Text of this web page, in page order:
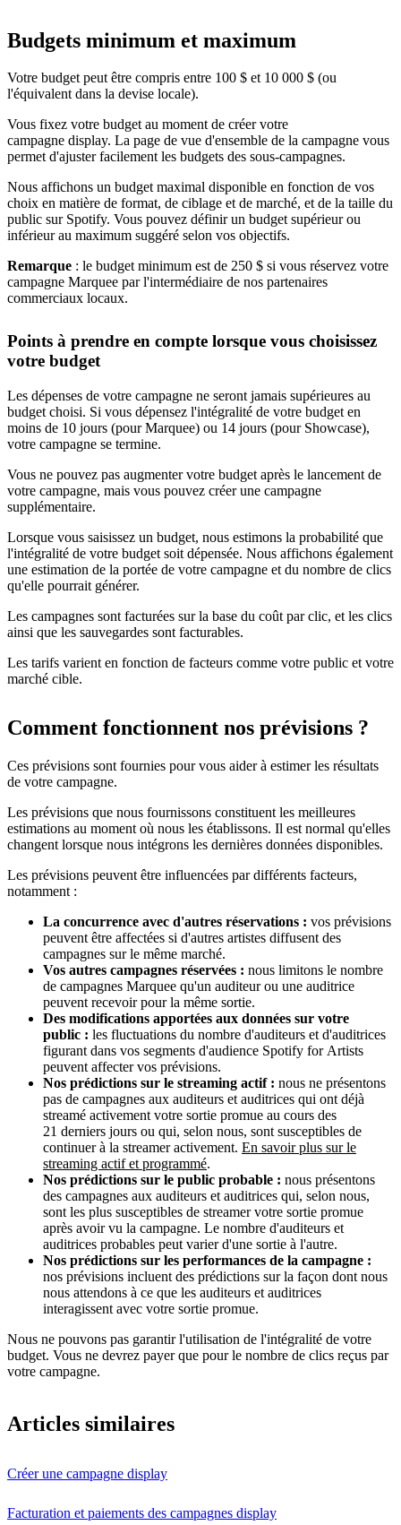
Budgets minimum et maximum
Votre budget peut être compris entre 100 $ et 10 000 $ (ou
l'équivalent dans la devise locale).
Vous fixez votre budget au moment de créer votre
campagne display. La page de vue d'ensemble de la campagne vous
permet d'ajuster facilement les budgets des sous-campagnes.
Nous affichons un budget maximal disponible en fonction de vos
choix en matière de format, de ciblage et de marché, et de la taille du
public sur Spotify. Vous pouvez définir un budget supérieur ou
inférieur au maximum suggéré selon vos objectifs.
Remarque : le budget minimum est de 250 $ si vous réservez votre
campagne Marquee par l'intermédiaire de nos partenaires
commerciaux locaux.
Points à prendre en compte lorsque vous choisissez
votre budget
Les dépenses de votre campagne ne seront jamais supérieures au
budget choisi. Si vous dépensez l'intégralité de votre budget en
moins de 10 jours (pour Marquee) ou 14 jours (pour Showcase),
votre campagne se termine.
Vous ne pouvez pas augmenter votre budget après le lancement de
votre campagne, mais vous pouvez créer une campagne
supplémentaire.
Lorsque vous saisissez un budget, nous estimons la probabilité que
l'intégralité de votre budget soit dépensée. Nous affichons également
une estimation de la portée de votre campagne et du nombre de clics
qu'elle pourrait générer.
Les campagnes sont facturées sur la base du coût par clic, et les clics
ainsi que les sauvegardes sont facturables.
Les tarifs varient en fonction de facteurs comme votre public et votre
marché cible.
Comment fonctionnent nos prévisions ?
Ces prévisions sont fournies pour vous aider à estimer les résultats
de votre campagne.
Les prévisions que nous fournissons constituent les meilleures
estimations au moment où nous les établissons. Il est normal qu'elles
changent lorsque nous intégrons les dernières données disponibles.
Les prévisions peuvent être influencées par différents facteurs,
notamment :
La concurrence avec d'autres réservations : vos prévisions
peuvent être affectées si d'autres artistes diffusent des
campagnes sur le même marché.
Vos autres campagnes réservées : nous limitons le nombre
de campagnes Marquee qu'un auditeur ou une auditrice
peuvent recevoir pour la même sortie.
Des modifications apportées aux données sur votre
public : les fluctuations du nombre d'auditeurs et d'auditrices
figurant dans vos segments d'audience Spotify for Artists
peuvent affecter vos prévisions.
Nos prédictions sur le streaming actif : nous ne présentons
pas de campagnes aux auditeurs et auditrices qui ont déjà
streamé activement votre sortie promue au cours des
21 derniers jours ou qui, selon nous, sont susceptibles de
continuer à la streamer activement. En savoir plus sur le
streaming actif et programmé.
Nos prédictions sur le public probable : nous présentons
des campagnes aux auditeurs et auditrices qui, selon nous,
sont les plus susceptibles de streamer votre sortie promue
après avoir vu la campagne. Le nombre d'auditeurs et
auditrices probables peut varier d'une sortie à l'autre.
Nos prédictions sur les performances de la campagne :
nos prévisions incluent des prédictions sur la façon dont nous
nous attendons à ce que les auditeurs et auditrices
interagissent avec votre sortie promue.
Nous ne pouvons pas garantir l'utilisation de l'intégralité de votre
budget. Vous ne devrez payer que pour le nombre de clics reçus par
votre campagne.
Articles similaires
Créer une campagne display
Facturation et paiements des campagnes display